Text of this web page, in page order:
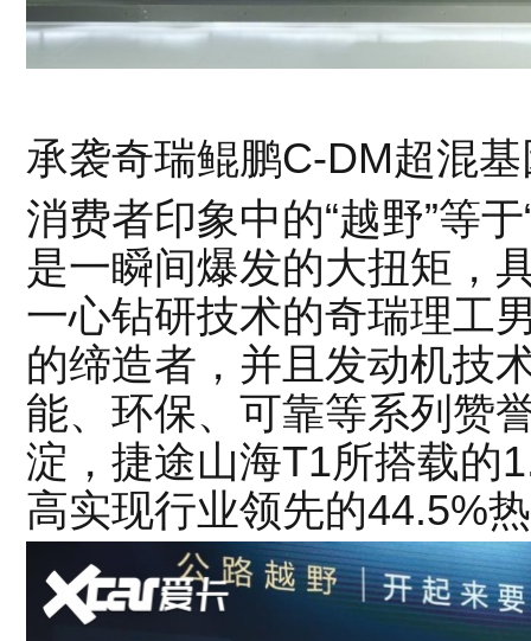
承袭奇瑞鲲鹏C-DM超混
消费者印象中的“越野”等
是一瞬间爆发的大扭矩，
一心钻研技术的奇瑞理工
的缔造者，并且发动机技
能、环保、可靠等系列赞
淀，捷途山海T1所搭载的
高实现行业领先的44.5%